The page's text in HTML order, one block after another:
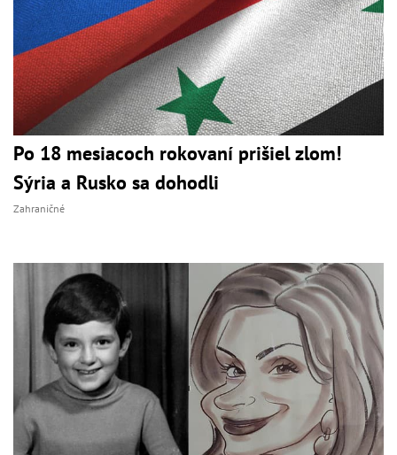
Po 18 mesiacoch rokovaní prišiel zlom!
Sýria a Rusko sa dohodli
Zahraničné